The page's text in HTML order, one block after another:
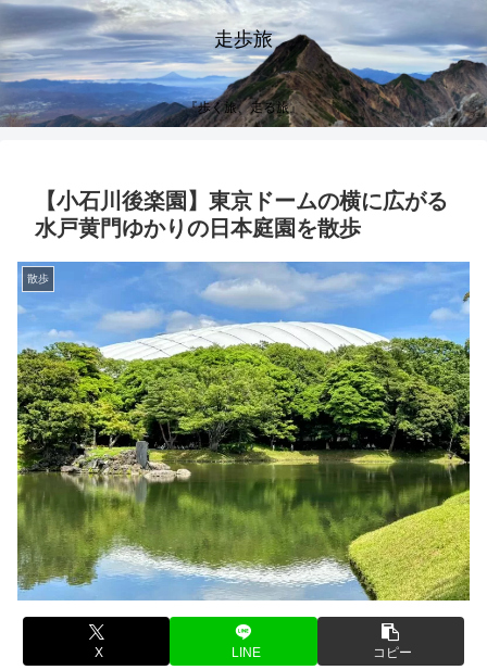
走歩旅
『歩く旅、走る旅』
【小石川後楽園】東京ドームの横に広がる
水戸黄門ゆかりの日本庭園を散歩
散歩
X LINE コピー